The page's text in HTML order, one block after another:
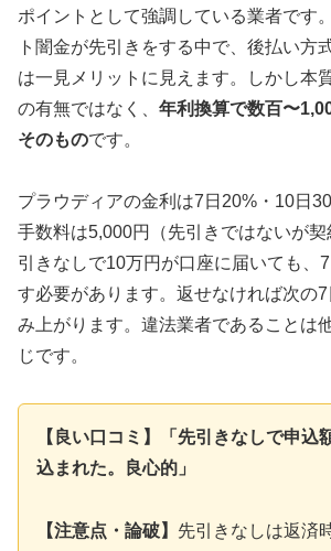
ポイントとして強調している業者です
ト闇金が先引きをする中で、後払い方
は一見メリットに見えます。しかし本
の有無ではなく、 年利換算で数百〜
そのものです。
プラウディアの金利は7日20%・10日
手数料は5,000円（先引きではないが
引きなしで10万円が口座に届いても、
す必要があります。返せなければ次の
み上がります。違法業者であることは
じです。
【良い口コミ】「先引きなしで申込
込まれた。良心的」
【注意点・論破】 先引きなしは返済